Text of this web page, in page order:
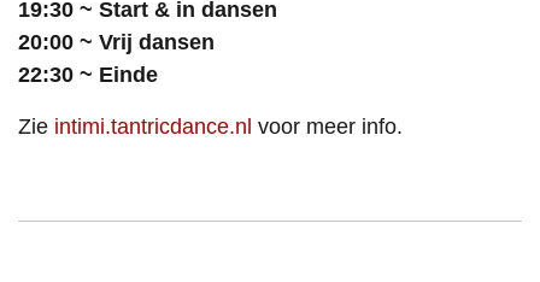
19:30 ~ Start & in dansen
20:00 ~ Vrij dansen
22:30 ~ Einde
Zie intimi.tantricdance.nl voor meer info.